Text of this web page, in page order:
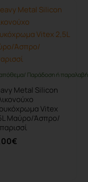
ημέρες Παράδοση ή
Metal Silicon
Vitex
Μαύρο/Άσπρο/